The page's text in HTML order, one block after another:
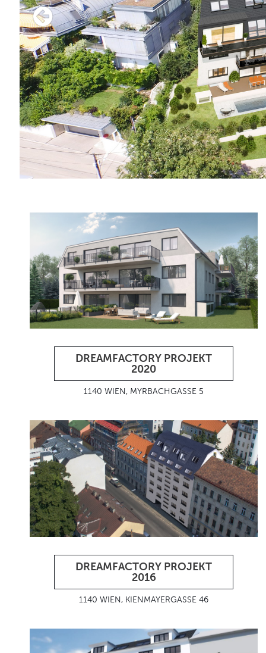
DREAMFACTORY PROJEKT
2020
1140 WIEN, MYRBACHGASSE 5
DREAMFACTORY PROJEKT
2016
1140 WIEN, KIENMAYERGASSE 46